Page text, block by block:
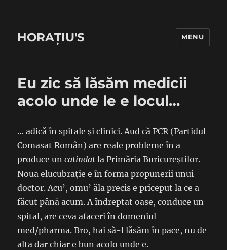
HORAȚIU'S MENU
Eu zic să lăsăm medicii
acolo unde le e locul…
… adică în spitale și clinici. Aud că PCR (Partidul
Comasat Român) are reale probleme în a
produce uncatindat la Primăria Buricureștilor.
Noua elucubrație e în forma propunerii unui
doctor. Acu’, omu’ ăla precis e priceput la ce a
făcut până acum. A îndreptat oase, conduce un
spital, are ceva afaceri în domeniul
med/pharma. Bro, hai să-l lăsăm în pace, nu de
alta dar chiar e bun acolo unde e.